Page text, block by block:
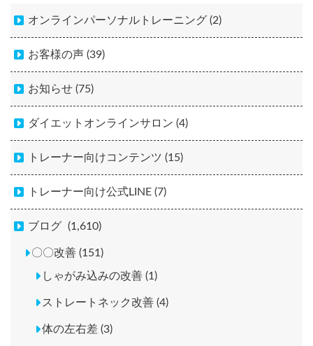
オンラインパーソナルトレーニング (2)
お客様の声 (39)
お知らせ (75)
ダイエットオンラインサロン (4)
トレーナー向けコンテンツ (15)
トレーナー向け公式LINE (7)
ブログ (1,610)
〇〇改善 (151)
しゃがみ込みの改善 (1)
ストレートネック改善 (4)
体の左右差 (3)